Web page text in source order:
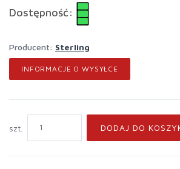
Dostępność:
Producent: Sterling
INFORMACJE O WYSYŁCE
szt. DODAJ DO